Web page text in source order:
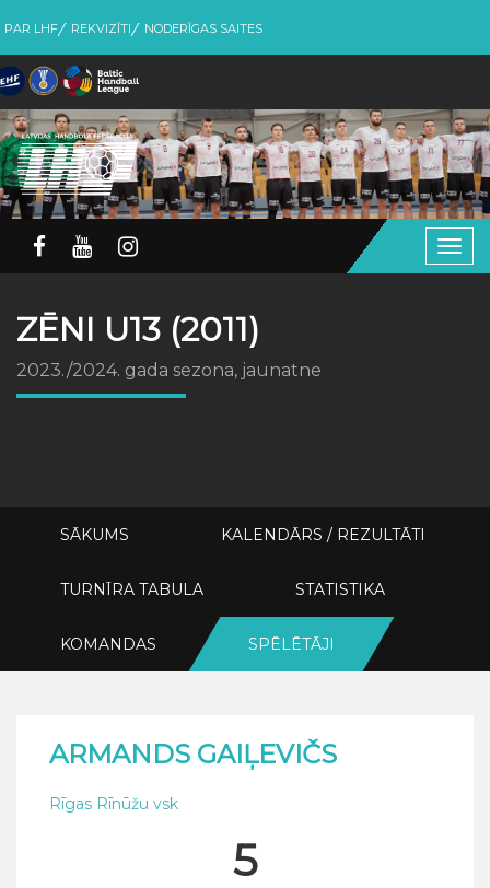
PAR LHF REKVIZĪTI NODERĪGAS SAITES
ZĒNI U13 (2011)
2023./2024. gada sezona, jaunatne
SĀKUMS KALENDĀRS / REZULTĀTI
TURNĪRA TABULA STATISTIKA
KOMANDAS SPĒLĒTĀJI
ARMANDS GAIĻEVIČS
Rīgas Rīnūžu vsk
5